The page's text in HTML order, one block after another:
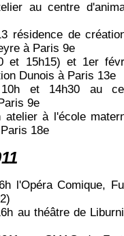
au centre
résidence de
à Paris 9e
et 15h15) et 1er
Dunois à Paris 13e
et 14h30 au
9e
à l'école
18e
l'Opéra Comique,
au théâtre de